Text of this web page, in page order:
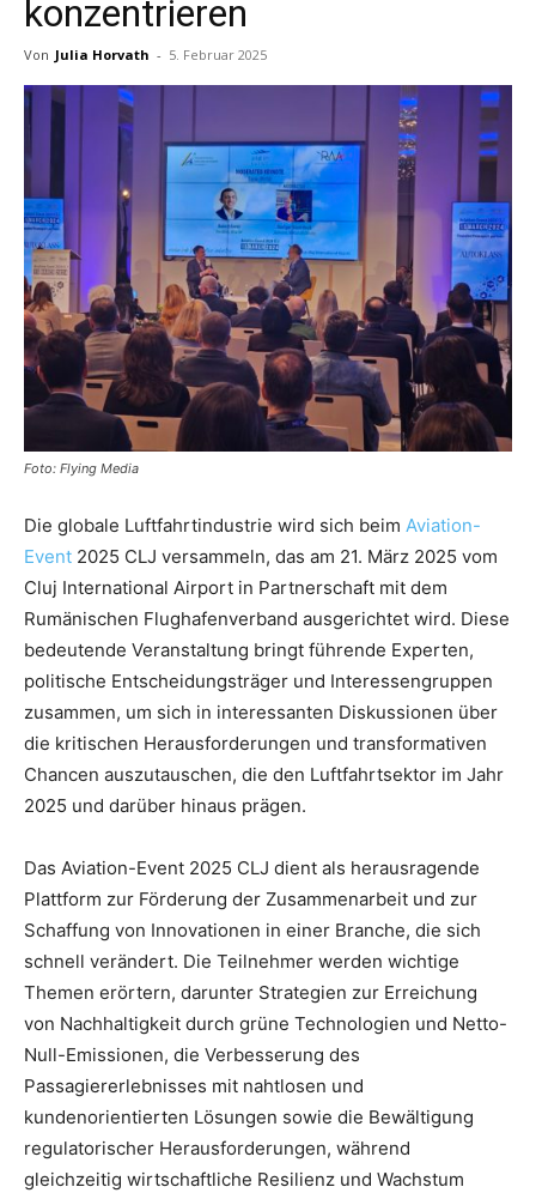
konzentrieren
Von Julia Horvath - 5. Februar 2025
Foto: Flying Media
Die globale Luftfahrtindustrie wird sich beim Aviation-
Event 2025 CLJ versammeln, das am 21. März 2025 vom
Cluj International Airport in Partnerschaft mit dem
Rumänischen Flughafenverband ausgerichtet wird. Diese
bedeutende Veranstaltung bringt führende Experten,
politische Entscheidungsträger und Interessengruppen
zusammen, um sich in interessanten Diskussionen über
die kritischen Herausforderungen und transformativen
Chancen auszutauschen, die den Luftfahrtsektor im Jahr
2025 und darüber hinaus prägen.
Das Aviation-Event 2025 CLJ dient als herausragende
Plattform zur Förderung der Zusammenarbeit und zur
Schaffung von Innovationen in einer Branche, die sich
schnell verändert. Die Teilnehmer werden wichtige
Themen erörtern, darunter Strategien zur Erreichung
von Nachhaltigkeit durch grüne Technologien und Netto-
Null-Emissionen, die Verbesserung des
Passagiererlebnisses mit nahtlosen und
kundenorientierten Lösungen sowie die Bewältigung
regulatorischer Herausforderungen, während
gleichzeitig wirtschaftliche Resilienz und Wachstum